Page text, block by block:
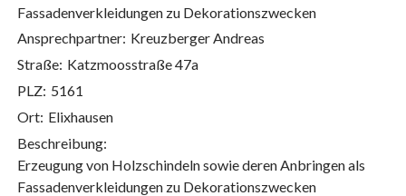
Fassadenverkleidungen zu Dekorationszwecken
Ansprechpartner: Kreuzberger Andreas
Straße: Katzmoosstraße 47a
PLZ: 5161
Ort: Elixhausen
Beschreibung:
Erzeugung von Holzschindeln sowie deren Anbringen als
Fassadenverkleidungen zu Dekorationszwecken